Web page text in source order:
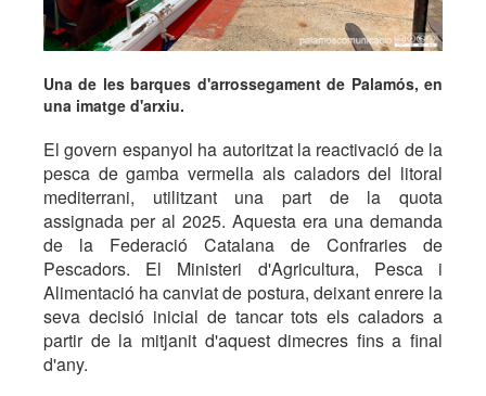
Una de les barques d'arrossegament de Palamós, en
una imatge d'arxiu.
El govern espanyol ha autoritzat la reactivació de la
pesca de gamba vermella als caladors del litoral
mediterrani, utilitzant una part de la quota
assignada per al 2025. Aquesta era una demanda
de la Federació Catalana de Confraries de
Pescadors. El Ministeri d'Agricultura, Pesca i
Alimentació ha canviat de postura, deixant enrere la
seva decisió inicial de tancar tots els caladors a
partir de la mitjanit d'aquest dimecres fins a final
d'any.